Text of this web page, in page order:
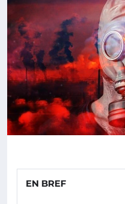
EN BREF